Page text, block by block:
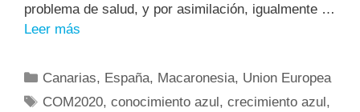
problema de salud, y por asimilación, igualmente …
Leer más
Canarias, España, Macaronesia, Union Europea
COM2020,conocimiento azul,crecimiento azul,